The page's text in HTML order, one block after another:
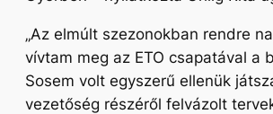
„Az elmúlt szezonokban rendre
vívtam meg az ETO csapatával a
Sosem volt egyszerű ellenük
vezetőség részéről felvázolt